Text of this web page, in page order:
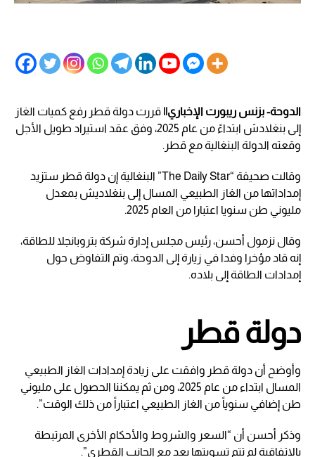
الدوحة- بزنس ريبورت الإخباري|| قررت دولة قطر رفع كميات الغاز
إلى بنغلادش ابتداءً من عام 2025، وفق عقد استيراد طويل الأجل
وقعته الدولة البنغالية مع قطر.
وقالت صحيفة “The Daily Star” البنغالية إن دولة قطر ستزيد
إمداداتها من الغاز الطبيعي المسال إلى بنغلاديش بمعدل
مليوني طن سنويا اعتبارا من العام 2025.
وقال نزمول أحسن، رئيس مجلس إدارة شركة بتروبانجلا للطاقة،
إنه قاد مؤخرا وفدا في زيارة إلى الدوحة، وتم التفاوض حول
إمدادات الطاقة إلى بلاده.
دولة قطر
وأوضح أن دولة قطر وافقت على زيادة إمدادات الغاز الطبيعي
المسال ابتداء من عام 2025، ومن ثم يمكننا الحصول على مليوني
طن إضافي سنوياً من الغاز الطبيعي اعتباراً من ذلك الوقت”.
وذكر أحسن أن “السعر والشروط والأحكام الأخرى المرتبطة
بالاتفاقية لم تتم تسويتها بعد مع الجانب القطري”.